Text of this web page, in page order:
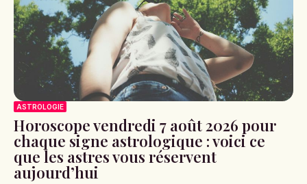
ASTROLOGIE
Horoscope vendredi 7 août 2026 pour
chaque signe astrologique : voici ce
que les astres vous réservent
aujourd’hui